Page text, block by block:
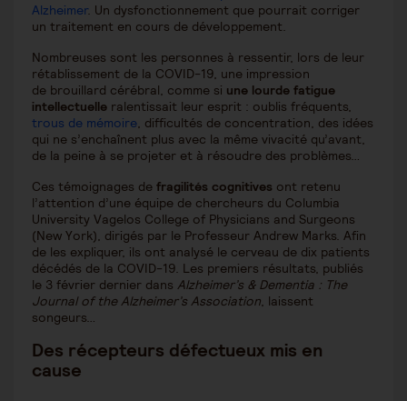
Alzheimer. Un dysfonctionnement que pourrait corriger
un traitement en cours de développement.
Nombreuses sont les personnes à ressentir, lors de leur
rétablissement de la COVID-19, une impression
de brouillard cérébral, comme si une lourde fatigue
intellectuelle ralentissait leur esprit : oublis fréquents,
trous de mémoire, difficultés de concentration, des idées
qui ne s’enchaînent plus avec la même vivacité qu’avant,
de la peine à se projeter et à résoudre des problèmes…
Ces témoignages de fragilités cognitives ont retenu
l’attention d’une équipe de chercheurs du Columbia
University Vagelos College of Physicians and Surgeons
(New York), dirigés par le Professeur Andrew Marks. Afin
de les expliquer, ils ont analysé le cerveau de dix patients
décédés de la COVID-19. Les premiers résultats, publiés
le 3 février dernier dans Alzheimer’s & Dementia : The
Journal of the Alzheimer’s Association, laissent
songeurs…
Des récepteurs défectueux mis en
cause